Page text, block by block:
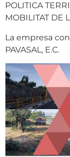
POLITICA
MOBILITAT DE
La empresa
PAVASAL, E.C.